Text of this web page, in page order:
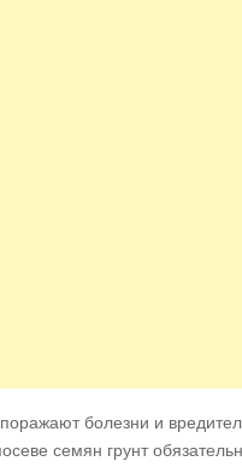
болезни и
семян грунт